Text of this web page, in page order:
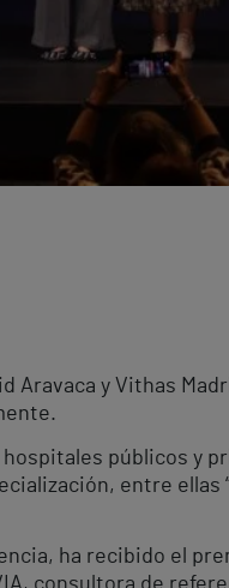
Aravaca y Vithas
públicos y
entre ellas
ha recibido el